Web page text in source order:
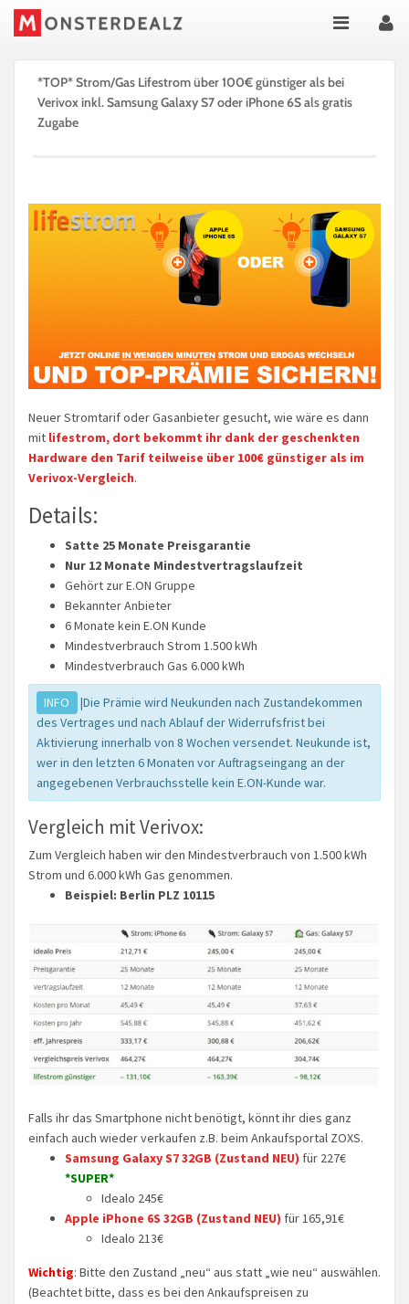
*TOP* Strom/Gas Lifestrom über 100€ günstiger als bei
Verivox inkl. Samsung Galaxy S7 oder iPhone 6S als gratis
Zugabe
Neuer Stromtarif oder Gasanbieter gesucht, wie wäre es dann
mit lifestrom, dort bekommt ihr dank der geschenkten
Hardware den Tarif teilweise über 100€ günstiger als im
Verivox-Vergleich.
Details:
Satte 25 Monate Preisgarantie
Nur 12 Monate Mindestvertragslaufzeit
Gehört zur E.ON Gruppe
Bekannter Anbieter
6 Monate kein E.ON Kunde
Mindestverbrauch Strom 1.500 kWh
Mindestverbrauch Gas 6.000 kWh
INFO
|Die Prämie wird Neukunden nach Zustandekommen
des Vertrages und nach Ablauf der Widerrufsfrist bei
Aktivierung innerhalb von 8 Wochen versendet. Neukunde ist,
wer in den letzten 6 Monaten vor Auftragseingang an der
angegebenen Verbrauchsstelle kein E.ON-Kunde war.
Vergleich mit Verivox:
Zum Vergleich haben wir den Mindestverbrauch von 1.500 kWh
Strom und 6.000 kWh Gas genommen.
Beispiel: Berlin PLZ 10115
Falls ihr das Smartphone nicht benötigt, könnt ihr dies ganz
einfach auch wieder verkaufen z.B. beim Ankaufsportal ZOXS.
Samsung Galaxy S7 32GB (Zustand NEU) für 227€
*SUPER*
Idealo 245€
Apple iPhone 6S 32GB (Zustand NEU) für 165,91€
Idealo 213€
Wichtig: Bitte den Zustand „neu“ aus statt „wie neu“ auswählen.
(Beachtet bitte, dass es bei den Ankaufspreisen zu